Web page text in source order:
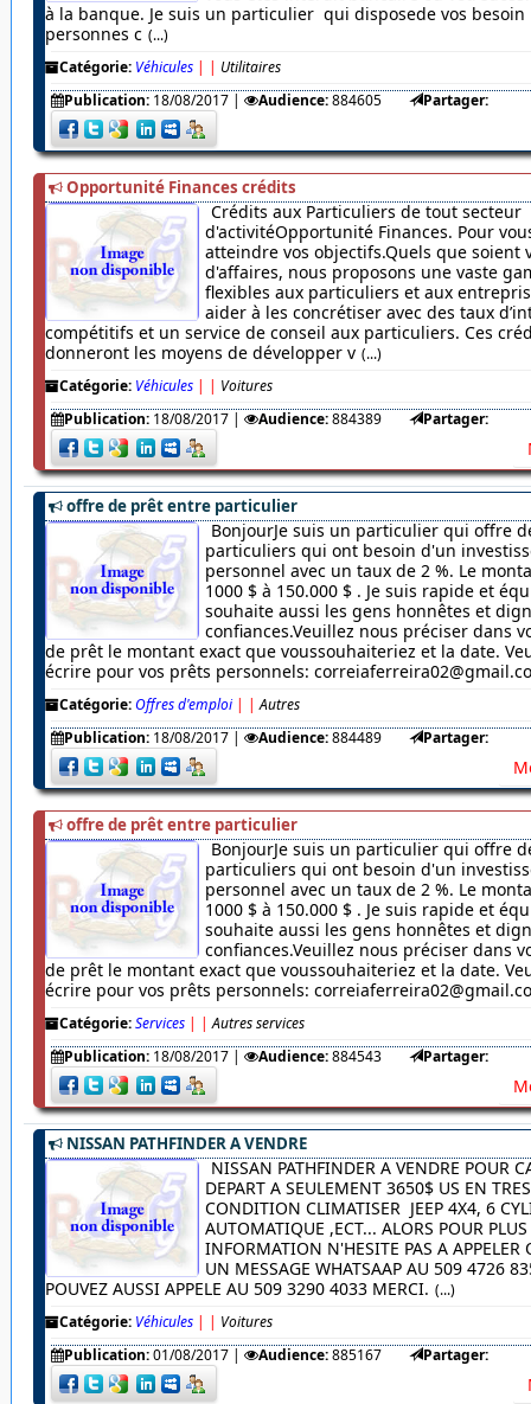
à la banque. Je suis un particulier qui disposede vos
personnes c (...)
Catégorie: Véhicules | | Utilitaires
Publication: 18/08/2017| Audience:884605 Partager:
Opportunité Finances crédits
Crédits aux Particuliers de tout secteur
d'activitéOpportunité Finances. Pour
atteindre vos objectifs.Quels que soient
d'affaires, nous proposons une vaste
flexibles aux particuliers et aux
aider à les concrétiser avec des taux
compétitifs et un service de conseil aux particuliers. Ces
donneront les moyens de développer v (...)
Catégorie: Véhicules | | Voitures
Publication: 18/08/2017| Audience:884389 Partager:
offre de prêt entre particulier
BonjourJe suis un particulier qui offre
particuliers qui ont besoin d'un
personnel avec un taux de 2 %. Le
1000 $ à 150.000 $ . Je suis rapide et
souhaite aussi les gens honnêtes et
confiances.Veuillez nous préciser dans
de prêt le montant exact que voussouhaiteriez et la date.
écrire pour vos prêts personnels:
Catégorie:Offres d'emploi | | Autres
Publication: 18/08/2017| Audience:884489 Partager:
offre de prêt entre particulier
BonjourJe suis un particulier qui offre
particuliers qui ont besoin d'un
personnel avec un taux de 2 %. Le
1000 $ à 150.000 $ . Je suis rapide et
souhaite aussi les gens honnêtes et
confiances.Veuillez nous préciser dans
de prêt le montant exact que voussouhaiteriez et la date.
écrire pour vos prêts personnels:
Catégorie:Services | | Autres services
Publication: 18/08/2017| Audience:884543 Partager:
NISSAN PATHFINDER A VENDRE
NISSAN PATHFINDER A VENDRE POUR
DEPART A SEULEMENT 3650$ US EN
CONDITION CLIMATISER JEEP 4X4, 6
AUTOMATIQUE ,ECT... ALORS POUR PLUS
INFORMATION N'HESITE PAS A APPELER
UN MESSAGE WHATSAAP AU 509 4726
POUVEZ AUSSI APPELE AU 509 3290 4033 MERCI. (...)
Catégorie: Véhicules | | Voitures
Publication:01/08/2017| Audience:885167 Partager: